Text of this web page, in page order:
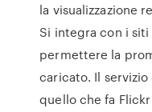
la visualizzazione
Si integra con i
permettere la
caricato. Il
quello che fa